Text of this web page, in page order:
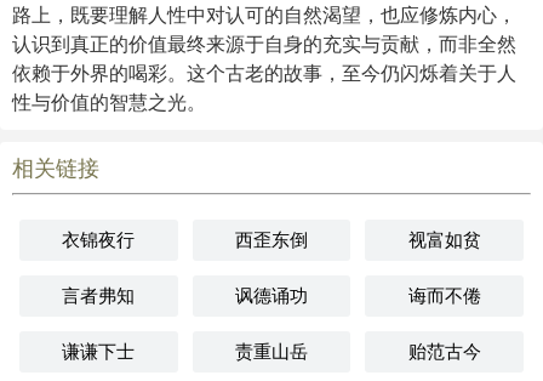
路上，既要理解人性中对认可的自然渴望，也应修炼内心，
认识到真正的价值最终来源于自身的充实与贡献，而非全然
依赖于外界的喝彩。这个古老的故事，至今仍闪烁着关于人
性与价值的智慧之光。
相关链接
衣锦夜行 西歪东倒 视富如贫
言者弗知 讽德诵功 诲而不倦
谦谦下士 责重山岳 贻范古今